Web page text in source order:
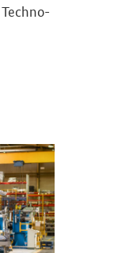
Tech­no­